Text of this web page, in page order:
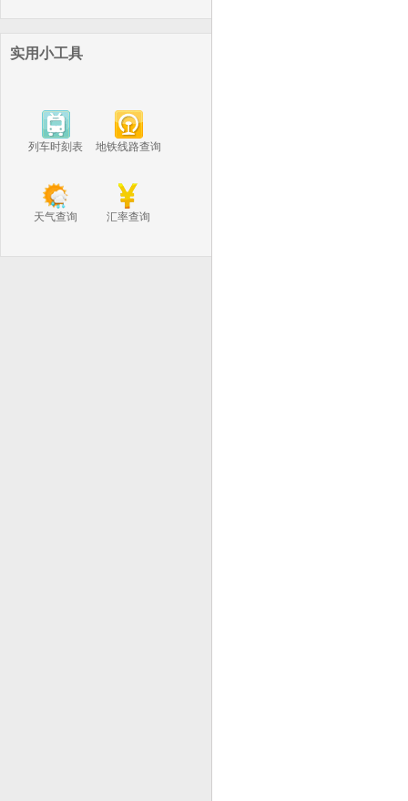
实用小工具
列车时刻表 地铁线路查询
天气查询 汇率查询